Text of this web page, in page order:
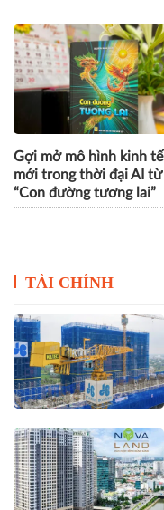
Gợi mở mô hình kinh tế
mới trong thời đại AI từ
“Con đường tương lai”
TÀI CHÍNH